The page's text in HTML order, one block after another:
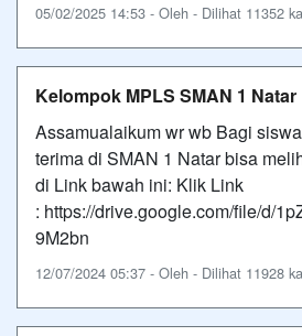
05/02/2025 14:53 - Oleh - Dilihat 11352
Kelompok MPLS SMAN 1 Natar
Assamualaikum wr wb Bagi
terima di SMAN 1 Natar bisa
di Link bawah ini: Klik Link
: https://drive.google.com/file/d/
9M2bn
12/07/2024 05:37 - Oleh - Dilihat 11928